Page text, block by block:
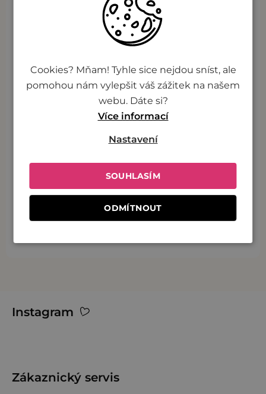
Lokální výroba
Čerstvost se pozná
Poctivá chuť
Instagram
Zákaznický servis
Cookies? Mňam! Tyhle sice nejdou sníst, ale
pomohou nám vylepšit váš zážitek na našem
webu. Dáte si?
Více informací
SOUHLASÍM
ODMÍTNOUT
Nastavení